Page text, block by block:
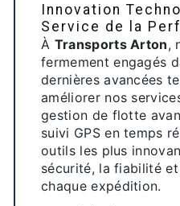
Innovation
Service de la
À Transports Arton,
fermement engagés
dernières avancées
améliorer nos
gestion de flotte
suivi GPS en temps
outils les plus
sécurité, la fiabilité
chaque expédition.